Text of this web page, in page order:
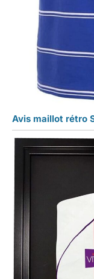
Avis maillot rétro